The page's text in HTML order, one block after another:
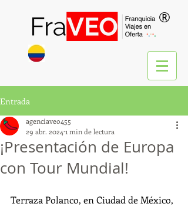
®
Entrada
¡Presentación de Europa
con Tour Mundial!
agenciaveo455
29 abr. 2024 1 min de lectura
Terraza Polanco, en Ciudad de México,